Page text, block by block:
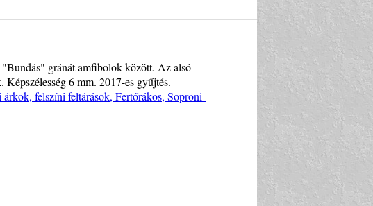
gránát amfibolok között. Az alsó
6 mm. 2017-es gyűjtés.
felszíni feltárások, Fertőrákos, Soproni-